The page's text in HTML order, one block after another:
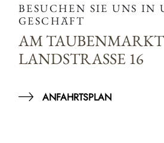
BESUCHEN SIE UNS IN
GESCHÄFT
AM TAUBENMARKT
LANDSTRASSE 16
ANFAHRTSPLAN